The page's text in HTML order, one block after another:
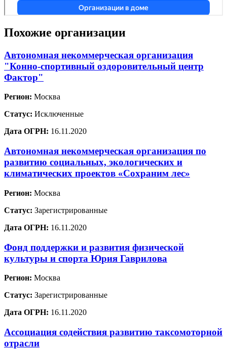
Похожие организации
Автономная некоммерческая организация
"Конно-спортивный оздоровительный центр
Фактор"
Регион: Москва
Статус: Исключенные
Дата ОГРН: 16.11.2020
Автономная некоммерческая организация по
развитию социальных, экологических и
климатических проектов «Сохраним лес»
Регион: Москва
Статус: Зарегистрированные
Дата ОГРН: 16.11.2020
Фонд поддержки и развития физической
культуры и спорта Юрия Гаврилова
Регион: Москва
Статус: Зарегистрированные
Дата ОГРН: 16.11.2020
Ассоциация содействия развитию таксомоторной
отрасли